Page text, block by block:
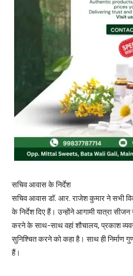
सचिव आवास के निर्देश
सचिव आवास डॉ. आर. राजेश कुमार ने सभी
के निर्देश दिए हैं। उन्होंने आगामी यात्रा
करने के साथ-साथ वहां शौचालय, प्रकाश
सुनिश्चित करने को कहा है। साथ ही निर्माण
हैं।